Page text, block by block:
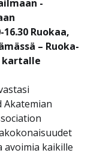
-
16.30 Ruokaa,
– Ruoka-
kartalle
Akatemian
kaikille